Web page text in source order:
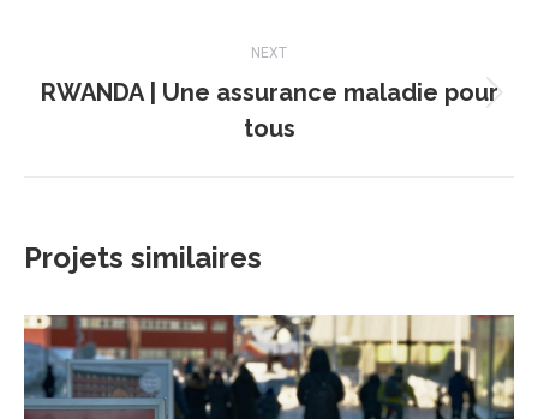
NEXT
Projets
similaires
RWANDA | Une assurance maladie pour
tous
Projets similaires